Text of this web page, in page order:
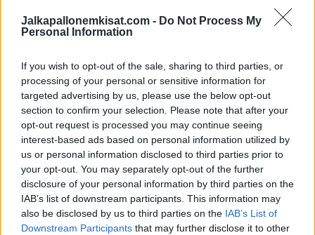
Jalkapallonemkisat.com - Do Not Process My
Personal Information
If you wish to opt-out of the sale, sharing to third parties, or
processing of your personal or sensitive information for
targeted advertising by us, please use the below opt-out
section to confirm your selection. Please note that after your
opt-out request is processed you may continue seeing
interest-based ads based on personal information utilized by
us or personal information disclosed to third parties prior to
your opt-out. You may separately opt-out of the further
disclosure of your personal information by third parties on the
IAB’s list of downstream participants. This information may
also be disclosed by us to third parties on the IAB’s List of
Downstream Participants that may further disclose it to other
arvota A-karsintaan, pelaa se B-karsinnassa 21. maaliskuuta
Zenicassa Bosnia-Hertsegovinaa vastaan.
Tuon ottelun voittaja etenee 26. maaliskuuta pelattavaan
karsintafinaaliin. Sen voittaja eteneeEM-kisoihin.
Edellinen artikkeli Seuraava artikkeli